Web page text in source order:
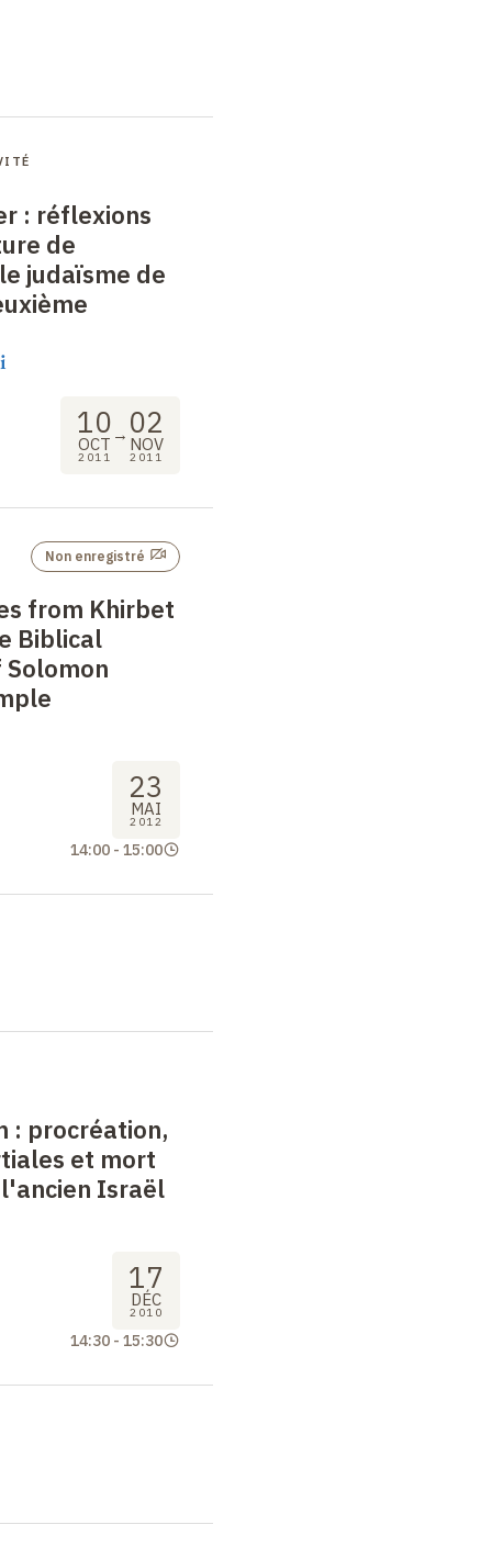
: réflexions
de
judaïsme de
10
OCT
2011
→ 02
NOV
2011
from Khirbet
Biblical
Non enregistré
23
MAI
2012
14:00 - 15:00
: procréation,
et mort
Israël
17
DÉC
2010
14:30 - 15:30